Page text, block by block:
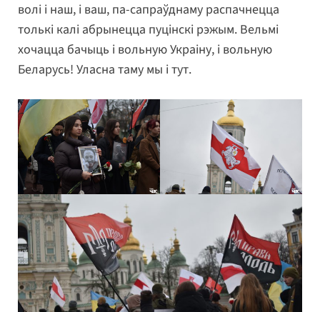
волі і наш, і ваш, па-сапраўднаму распачнецца
толькі калі абрынецца пуцінскі рэжым. Вельмі
хочацца бачыць і вольную Украіну, і вольную
Беларусь! Уласна таму мы і тут.